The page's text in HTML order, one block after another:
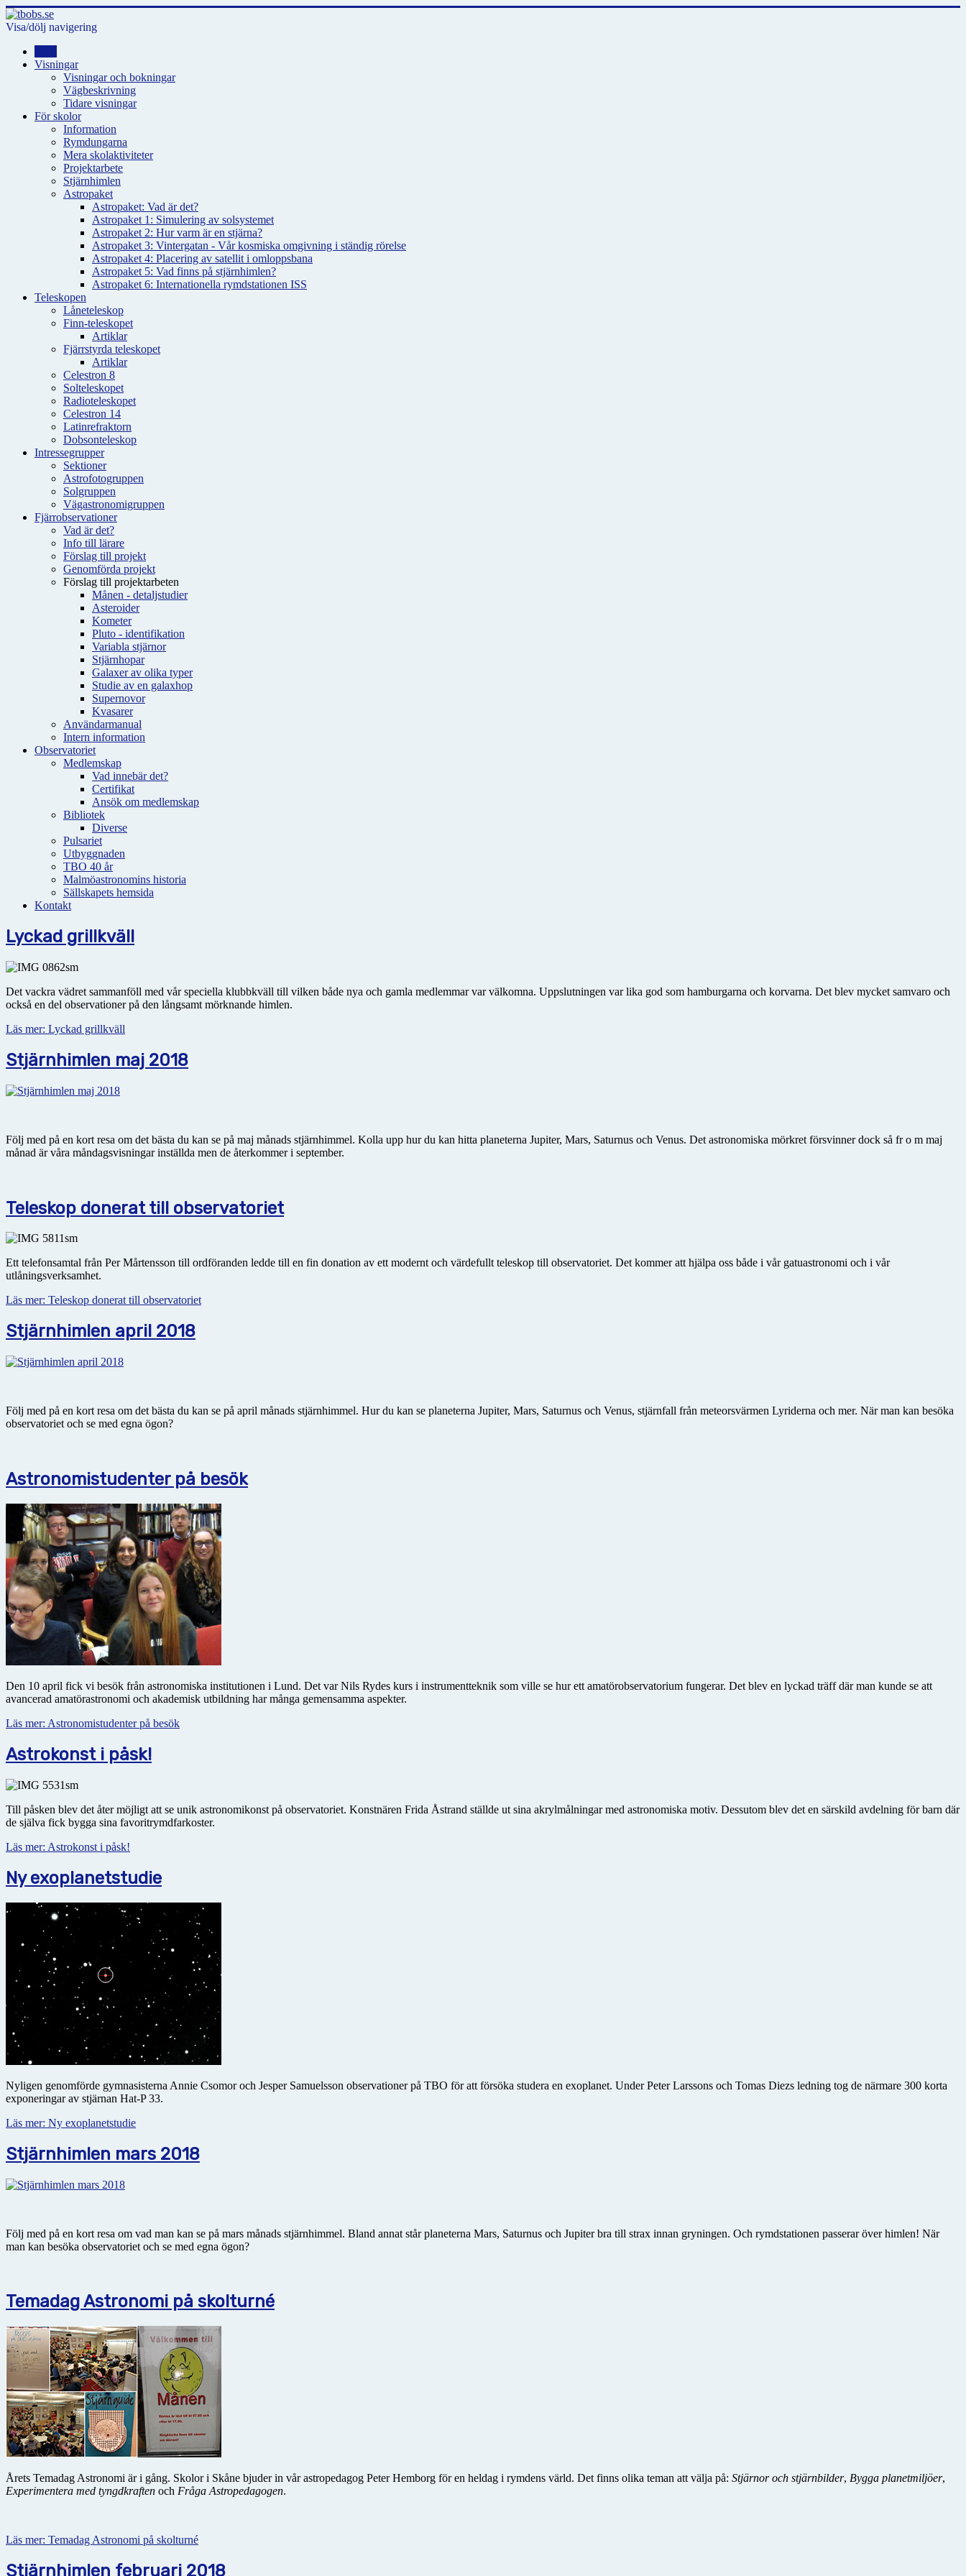
Visa/dölj navigering
Visningar
Visningar och bokningar
Vägbeskrivning
Tidare visningar
För skolor
Information
Rymdungarna
Mera skolaktiviteter
Projektarbete
Stjärnhimlen
Astropaket
Astropaket: Vad är det?
Astropaket 1: Simulering av solsystemet
Astropaket 2: Hur varm är en stjärna?
Astropaket 3: Vintergatan - Vår kosmiska omgivning i ständig rörelse
Astropaket 4: Placering av satellit i omloppsbana
Astropaket 5: Vad finns på stjärnhimlen?
Astropaket 6: Internationella rymdstationen ISS
Teleskopen
Låneteleskop
Finn-teleskopet
Artiklar
Fjärrstyrda teleskopet
Artiklar
Celestron 8
Solteleskopet
Radioteleskopet
Celestron 14
Latinrefraktorn
Dobsonteleskop
Intressegrupper
Sektioner
Astrofotogruppen
Solgruppen
Vägastronomigruppen
Fjärrobservationer
Vad är det?
Info till lärare
Förslag till projekt
Genomförda projekt
Förslag till projektarbeten
Månen - detaljstudier
Asteroider
Kometer
Pluto - identifikation
Variabla stjärnor
Stjärnhopar
Galaxer av olika typer
Studie av en galaxhop
Supernovor
Kvasarer
Användarmanual
Intern information
Observatoriet
Medlemskap
Vad innebär det?
Certifikat
Ansök om medlemskap
Bibliotek
Diverse
Pulsariet
Utbyggnaden
TBO 40 år
Malmöastronomins historia
Sällskapets hemsida
Kontakt
Lyckad grillkväll
Det vackra vädret sammanföll med vår speciella klubbkväll till vilken både nya och gamla medlemmar var välkomna. Uppslutningen var lika god som hamburgarna och korvarna. Det blev mycket samvaro och
också en del observationer på den långsamt mörknande himlen.
Läs mer: Lyckad grillkväll
Stjärnhimlen maj 2018
Följ med på en kort resa om det bästa du kan se på maj månads stjärnhimmel. Kolla upp hur du kan hitta planeterna Jupiter, Mars, Saturnus och Venus. Det astronomiska mörkret försvinner dock så fr o m maj
månad är våra måndagsvisningar inställda men de återkommer i september.
Teleskop donerat till observatoriet
Ett telefonsamtal från Per Mårtensson till ordföranden ledde till en fin donation av ett modernt och värdefullt teleskop till observatoriet. Det kommer att hjälpa oss både i vår gatuastronomi och i vår
utlåningsverksamhet.
Läs mer: Teleskop donerat till observatoriet
Stjärnhimlen april 2018
Följ med på en kort resa om det bästa du kan se på april månads stjärnhimmel. Hur du kan se planeterna Jupiter, Mars, Saturnus och Venus, stjärnfall från meteorsvärmen Lyriderna och mer. När man kan besöka
observatoriet och se med egna ögon?
Astronomistudenter på besök
Den 10 april fick vi besök från astronomiska institutionen i Lund. Det var Nils Rydes kurs i instrumentteknik som ville se hur ett amatörobservatorium fungerar. Det blev en lyckad träff där man kunde se att
avancerad amatörastronomi och akademisk utbildning har många gemensamma aspekter.
Läs mer: Astronomistudenter på besök
Astrokonst i påsk!
Till påsken blev det åter möjligt att se unik astronomikonst på observatoriet. Konstnären Frida Åstrand ställde ut sina akrylmålningar med astronomiska motiv. Dessutom blev det en särskild avdelning för barn där
de själva fick bygga sina favoritrymdfarkoster.
Läs mer: Astrokonst i påsk!
Ny exoplanetstudie
Nyligen genomförde gymnasisterna Annie Csomor och Jesper Samuelsson observationer på TBO för att försöka studera en exoplanet. Under Peter Larssons och Tomas Diezs ledning tog de närmare 300 korta
exponeringar av stjärnan Hat-P 33.
Läs mer: Ny exoplanetstudie
Stjärnhimlen mars 2018
Följ med på en kort resa om vad man kan se på mars månads stjärnhimmel. Bland annat står planeterna Mars, Saturnus och Jupiter bra till strax innan gryningen. Och rymdstationen passerar över himlen! När
man kan besöka observatoriet och se med egna ögon?
Temadag Astronomi på skolturné
Årets Temadag Astronomi är i gång. Skolor i Skåne bjuder in vår astropedagog Peter Hemborg för en heldag i rymdens värld. Det finns olika teman att välja på: Stjärnor och stjärnbilder, Bygga planetmiljöer,
Experimentera med tyngdkraften och Fråga Astropedagogen.
Läs mer: Temadag Astronomi på skolturné
Stjärnhimlen februari 2018